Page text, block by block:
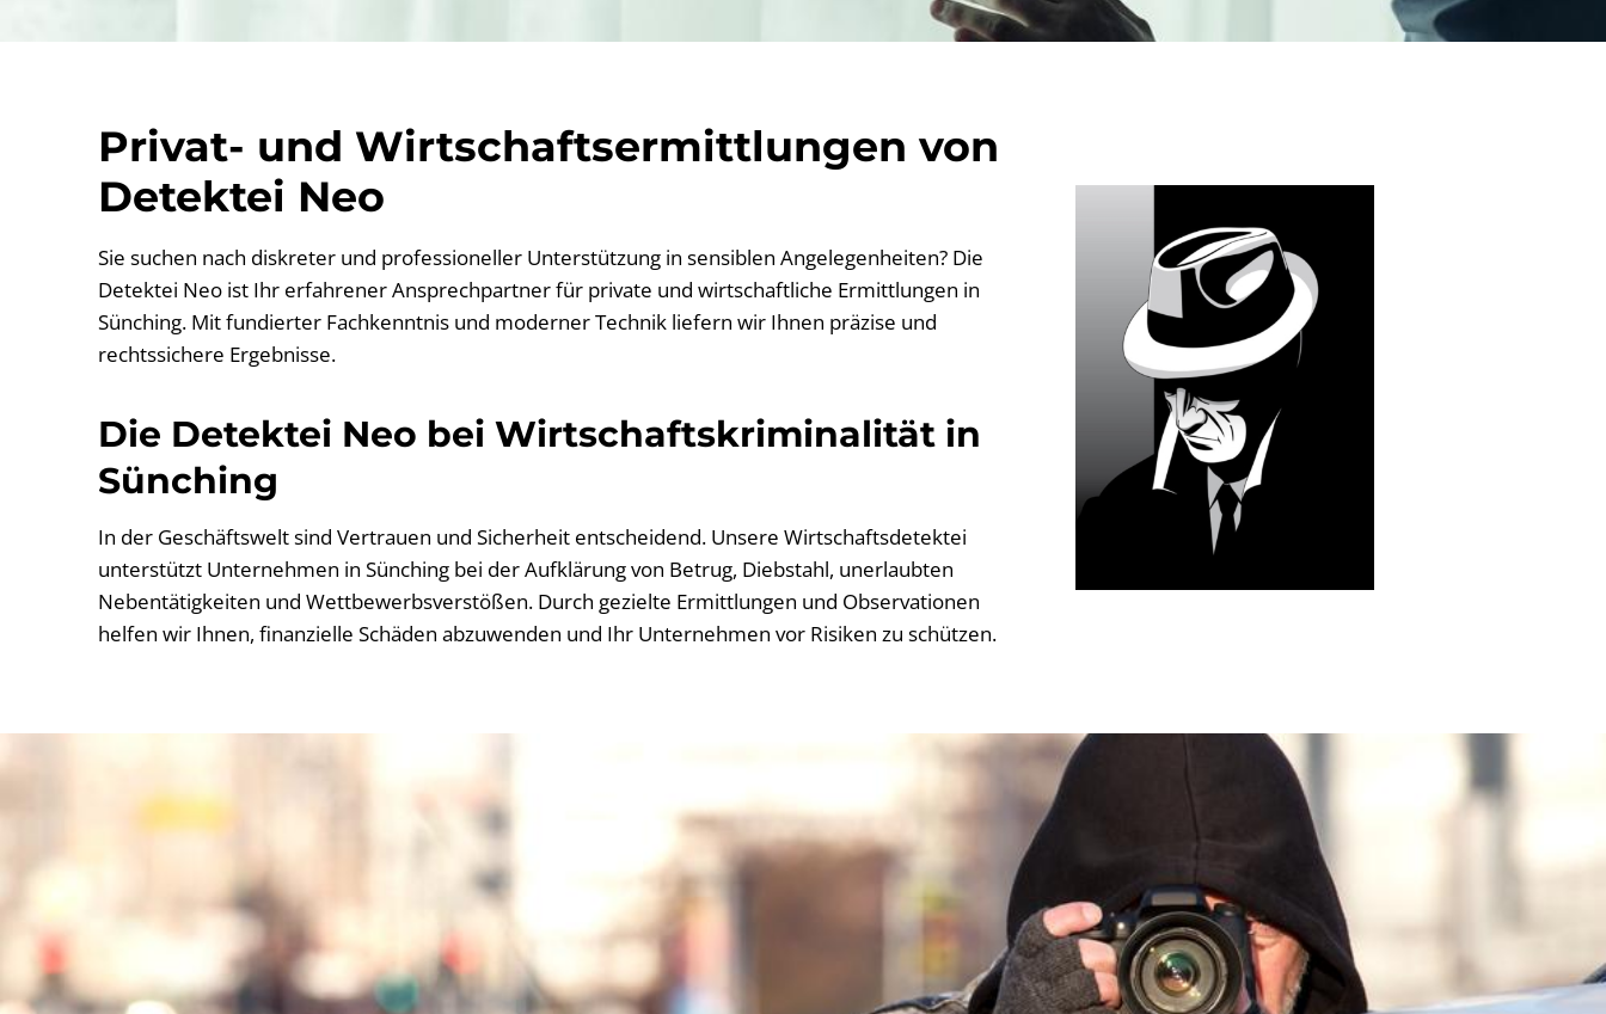
Privat- und Wirtschaftsermittlungen von
Detektei Neo
Sie suchen nach diskreter und professioneller Unterstützung in sensiblen Angelegenheiten? Die
Detektei Neo ist Ihr erfahrener Ansprechpartner für private und wirtschaftliche Ermittlungen in
Sünching. Mit fundierter Fachkenntnis und moderner Technik liefern wir Ihnen präzise und
rechtssichere Ergebnisse.
Die Detektei Neo bei Wirtschaftskriminalität in
Sünching
In der Geschäftswelt sind Vertrauen und Sicherheit entscheidend. Unsere Wirtschaftsdetektei
unterstützt Unternehmen in Sünching bei der Aufklärung von Betrug, Diebstahl, unerlaubten
Nebentätigkeiten und Wettbewerbsverstößen. Durch gezielte Ermittlungen und Observationen
helfen wir Ihnen, finanzielle Schäden abzuwenden und Ihr Unternehmen vor Risiken zu schützen.